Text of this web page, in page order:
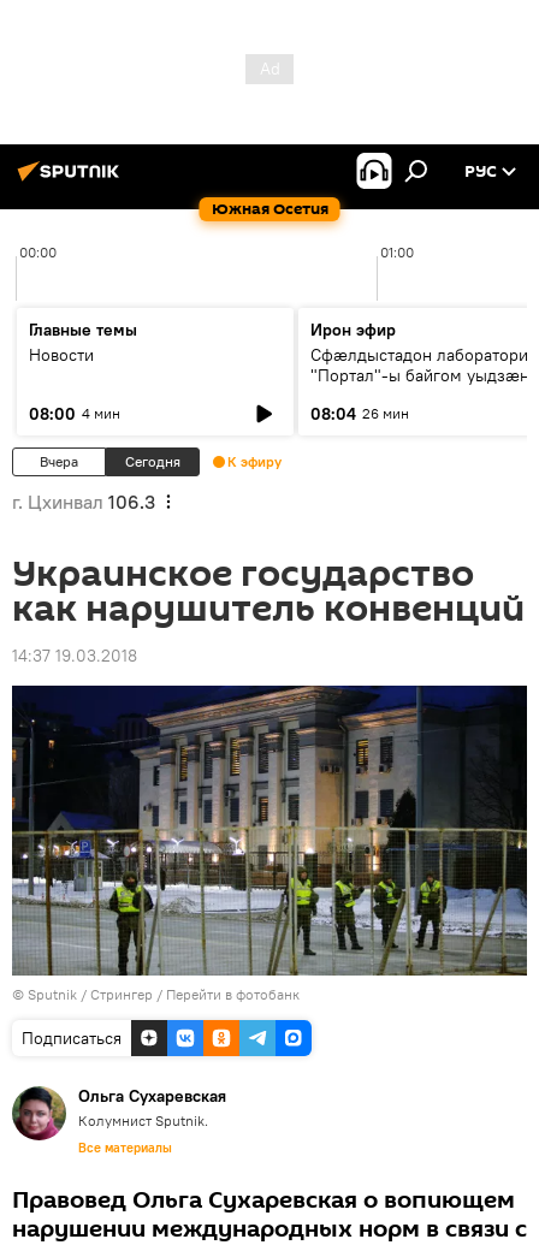
Южная Осетия
РУС
00:00 01:00
Главные темы
Новости
08:00 4 мин
Ирон эфир
Сфæлдыстадон лаборатори
"Портал"-ы байгом уыдзæн
Æхсары куыстыты равдыст
08:04 26 мин
Вчера Сегодня К эфиру
г. Цхинвал 106.3
Украинское государство
как нарушитель конвенций
14:37 19.03.2018
© Sputnik / Стрингер / Перейти в фотобанк
Подписаться
Ольга Сухаревская
Колумнист Sputnik.
Все материалы
Правовед Ольга Сухаревская о вопиющем
нарушении международных норм в связи с